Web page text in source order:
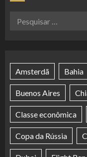
Pesquisar
Amsterdã Bahia
Buenos Aires
Classe econômica
Copa da Rússia